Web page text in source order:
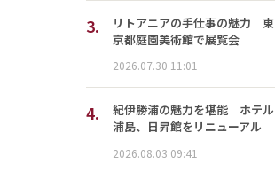
3.
リトアニアの手仕事の魅力 東
京都庭園美術館で展覧会
2026.07.30 11:01
4.
紀伊勝浦の魅力を堪能 ホテル
浦島、日昇館をリニューアル
2026.08.03 09:41